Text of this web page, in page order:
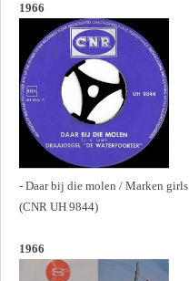
1966
- Daar bij die molen / Marken girls
(CNR UH 9844)
1966